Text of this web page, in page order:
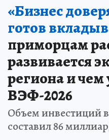
«Бизнес
готов
приморцам
развивается
региона и
ВЭФ-2026
Объем инвестиций
составил 86